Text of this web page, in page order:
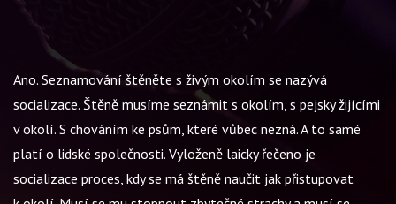
Ano. Seznamování štěněte s živým okolím se nazývá
socializace. Štěně musíme seznámit s okolím, s pejsky žijícími
v okolí. S chováním ke psům, které vůbec nezná. A to samé
platí o lidské společnosti. Vyloženě laicky řečeno je
socializace proces, kdy se má štěně naučit jak přistupovat